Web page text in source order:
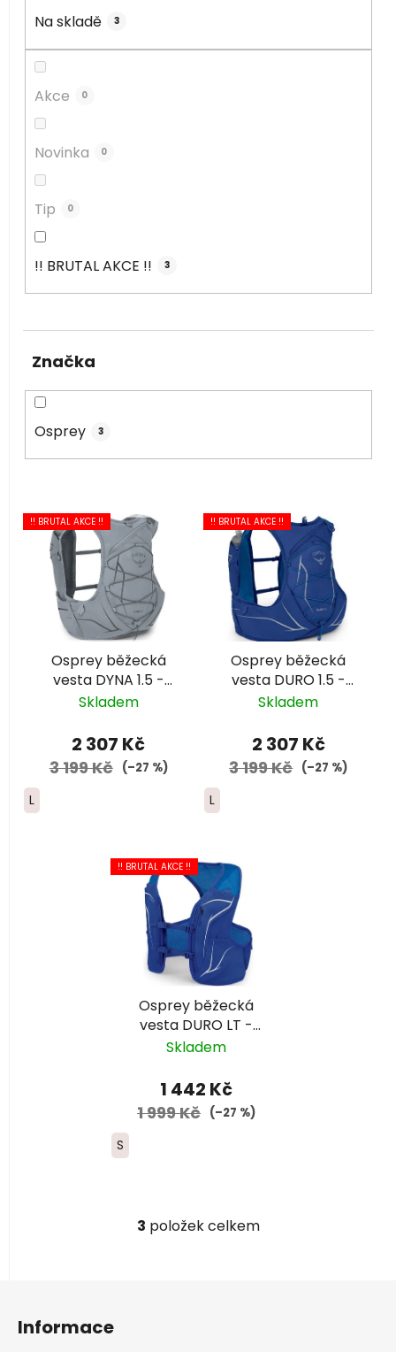
u
k
ů
Na skladě 3
Akce 0
Novinka 0
Tip 0
!! BRUTAL AKCE !! 3
Značka
Osprey 3
V
ý
ů
!! BRUTAL AKCE !!
Osprey běžecká
vesta DYNA 1.5 -
dámská - šedá
Skladem
2 307 Kč
3 199 Kč (–27 %)
L
!! BRUTAL AKCE !!
Osprey běžecká
vesta DURO 1.5 -
modrá
Skladem
2 307 Kč
3 199 Kč (–27 %)
L
!! BRUTAL AKCE !!
Osprey běžecká
vesta DURO LT -
pánská modrá
Skladem
1 442 Kč
1 999 Kč (–27 %)
S
O
3 položek celkem
Informace